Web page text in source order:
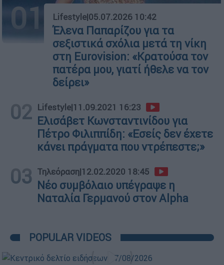
01 Lifestyle|05.07.2026 10:42
Έλενα Παπαρίζου για τα
σεξιστικά σχόλια μετά τη νίκη
στη Eurovision: «Κρατούσα τον
πατέρα μου, γιατί ήθελε να τον
δείρει»
02 Lifestyle|11.09.2021 16:23
Ελισάβετ Κωνσταντινίδου για
Πέτρο Φιλιππίδη: «Εσείς δεν έχετε
κάνει πράγματα που ντρέπεστε;»
03 Τηλεόραση|12.02.2020 18:45
Νέο συμβόλαιο υπέγραψε η
Ναταλία Γερμανού στον Alpha
POPULAR VIDEOS